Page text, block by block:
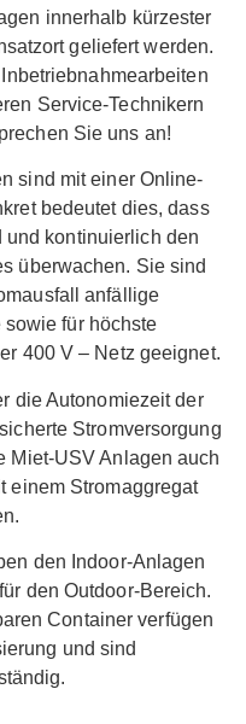
innerhalb kürzester
geliefert werden.
Service-Technikern
Sie uns an!
sind mit einer Online-
bedeutet dies, dass
und kontinuierlich den
überwachen. Sie sind
anfällige
für höchste
400 V – Netz geeignet.
die Autonomiezeit der
Stromversorgung
Miet-USV Anlagen auch
einem Stromaggregat
den Indoor-Anlagen
den Outdoor-Bereich.
Container verfügen
und sind